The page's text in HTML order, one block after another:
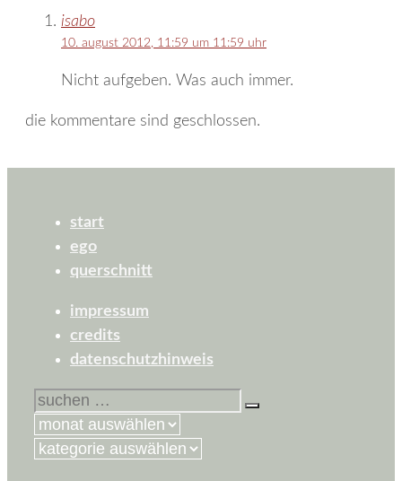
isabo
10. august 2012, 11:59 um 11:59 uhr
Nicht aufgeben. Was auch immer.
die kommentare sind geschlossen.
start
ego
querschnitt
impressum
credits
datenschutzhinweis
suchen
nach:
kategorien